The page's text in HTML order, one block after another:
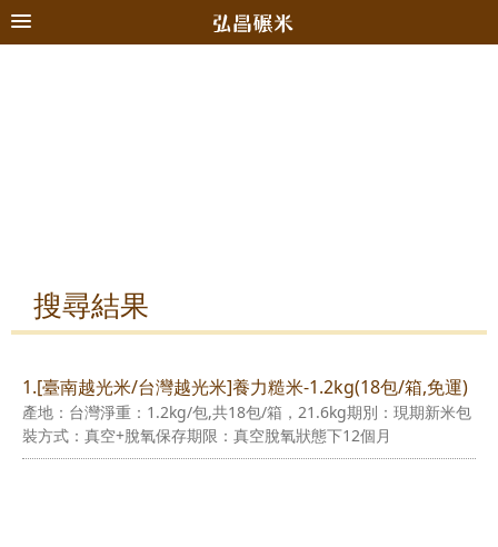
搜尋結果
1.[臺南越光米/台灣越光米]養力糙米-1.2kg(18包/箱,免運)
產地：台灣淨重：1.2kg/包,共18包/箱，21.6kg期別：現期新米包
裝方式：真空+脫氧保存期限：真空脫氧狀態下12個月